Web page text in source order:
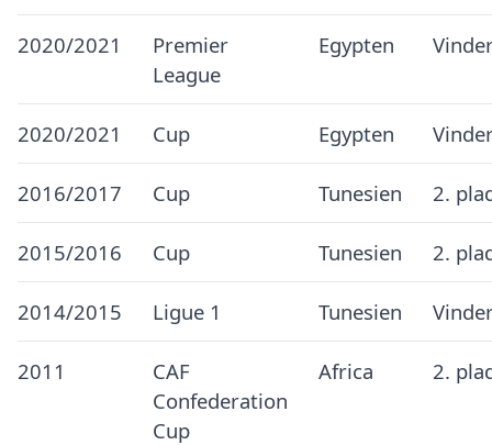
2020/2021
Premier
League
Egypten
2020/2021 Cup Egypten
2016/2017 Cup Tunesien 2.
2015/2016 Cup Tunesien 2.
2014/2015 Ligue 1 Tunesien
2011
CAF
Confederation
Cup
Africa 2.